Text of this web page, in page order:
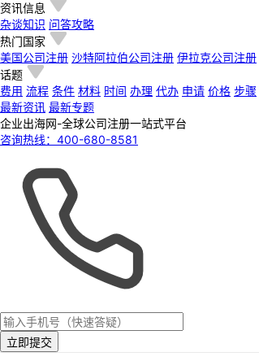
资讯信息
杂谈知识 问答攻略
热门国家
美国公司注册 沙特阿拉伯公司注册 伊拉克公司注册
话题
费用 流程 条件 材料 时间 办理 代办 申请 价格 步骤
最新资讯 最新专题
企业出海网-全球公司注册一站式平台
咨询热线： 400-680-8581
立即提交